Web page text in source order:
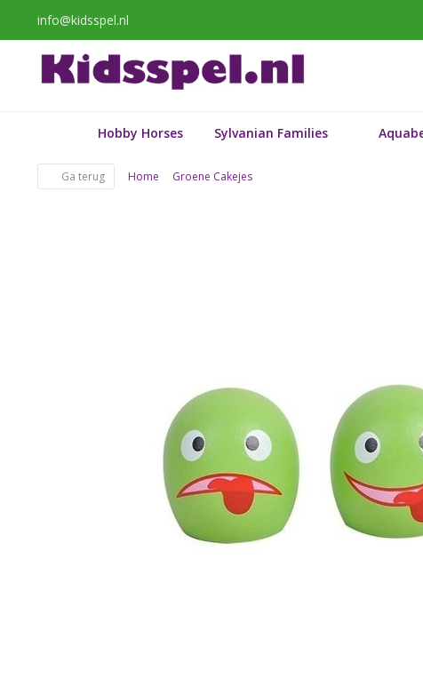
info@kidsspel.nl
Hobby Horses Sylvanian Families
Ga terug Home Groene Cakejes